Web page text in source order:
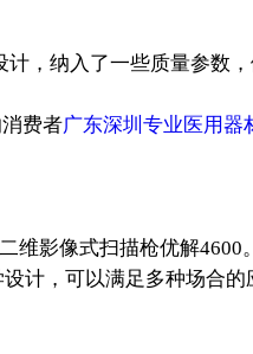
，纳入了一些质量参数
费者广东深圳专业医用器
影像式扫描枪优解4600。
计，可以满足多种场合的